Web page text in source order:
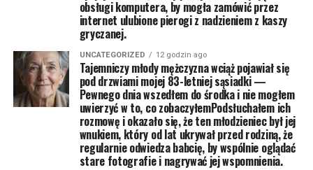
obsługi komputera, by mogła zamówić przez
internet ulubione pierogi z nadzieniem z kaszy
gryczanej.
UNCATEGORIZED 12 godzin ago
Tajemniczy młody mężczyzna wciąż pojawiał się
pod drzwiami mojej 83-letniej sąsiadki —
Pewnego dnia wszedłem do środka i nie mogłem
uwierzyć w to, co zobaczyłemPodsłuchałem ich
rozmowę i okazało się, że ten młodzieniec był jej
wnukiem, który od lat ukrywał przed rodziną, że
regularnie odwiedza babcię, by wspólnie oglądać
stare fotografie i nagrywać jej wspomnienia.